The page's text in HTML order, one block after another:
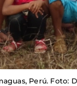
Perú. Foto: